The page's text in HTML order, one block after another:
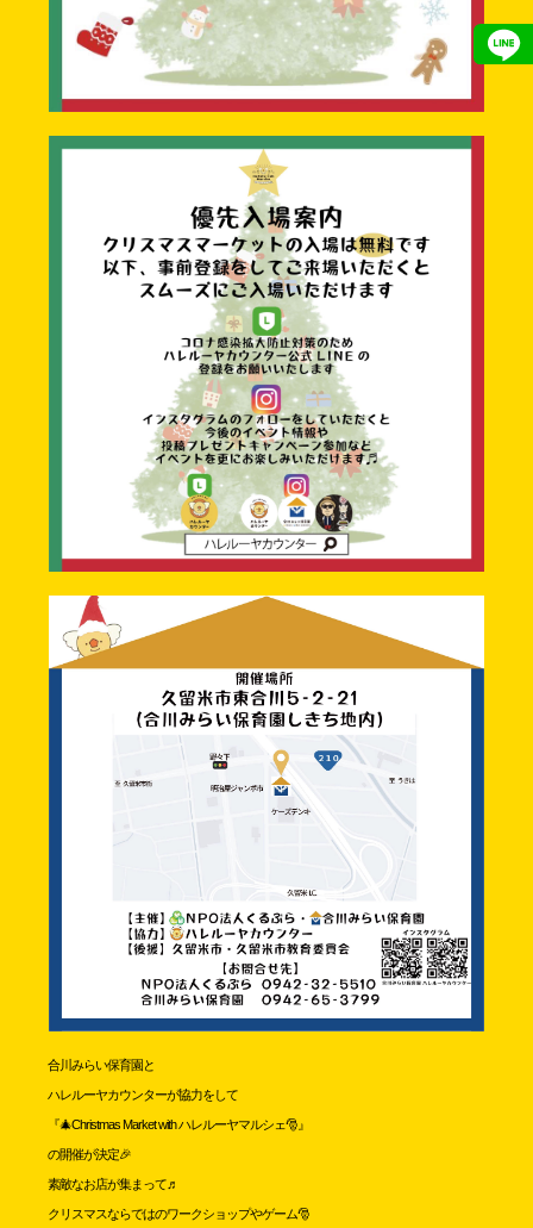
合川みらい保育園と
ハレルーヤカウンターが協力をして
『🎄Christmas Market with ハレルーヤマルシェ🎅』
の開催が決定🎉
素敵なお店が集まって♬
クリスマスならではのワークショップやゲーム🎅